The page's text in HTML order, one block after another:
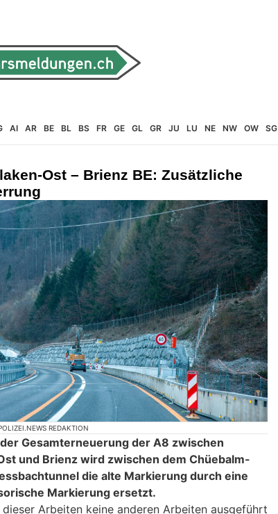
AI AR BE BL BS FR GE GL GR JU LU NE NW OW SG
Ost – Brienz BE: Zusätzliche
REDAKTION
Gesamterneuerung der A8 zwischen
und Brienz wird zwischen dem Chüebalm-
die alte Markierung durch eine
Markierung ersetzt.
Arbeiten keine anderen Arbeiten ausgeführt